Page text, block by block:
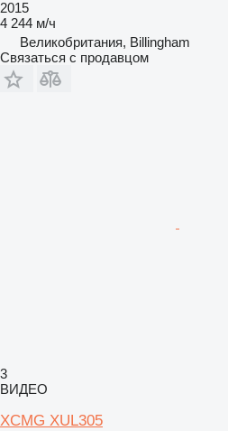
2015
4 244 м/ч
Великобритания, Billingham
Связаться с продавцом
3
ВИДЕО
XCMG XUL305